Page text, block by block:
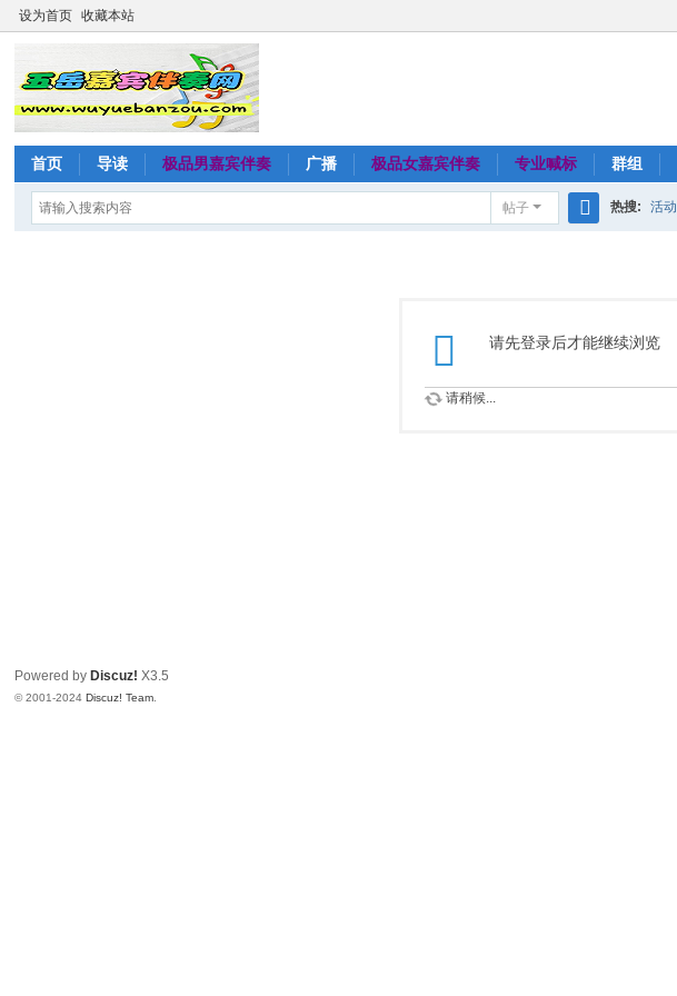
设为首页 收藏本站
首页 导读 极品男嘉宾伴奏 广播 极品女嘉宾伴奏 专业喊标 群组
帖子 热搜: 活动
请先登录后才能继续浏览
请稍候...
Powered by Discuz! X3.5
© 2001-2024Discuz! Team